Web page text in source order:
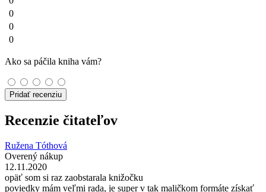
0
0
0
Ako sa páčila kniha vám?
Pridať recenziu
Recenzie čitateľov
Ružena Tóthová
Overený nákup
12.11.2020
opäť som si raz zaobstarala knižočku
poviedky mám veľmi rada, je super v tak maličkom formáte získať